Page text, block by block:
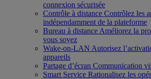
connexion sécurisée
Contrôle à distance Contrôlez les
indépendamment de la plateforme
Bureau à distance Améliorez la
vous soyez
Wake-on-LAN Autorisez
appareils
Partage d’écran Communication
Smart Service Rationalisez les